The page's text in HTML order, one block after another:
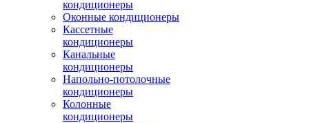
кондиционеры
Оконные кондиционеры
Кассетные
кондиционеры
Канальные
кондиционеры
Напольно-потолочные
кондиционеры
Колонные
кондиционеры